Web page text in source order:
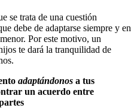
se trata de una cuestión
debe de adaptarse siempre y en
Por este motivo, un
te dará la tranquilidad de
adaptándonos a tus
un acuerdo entre